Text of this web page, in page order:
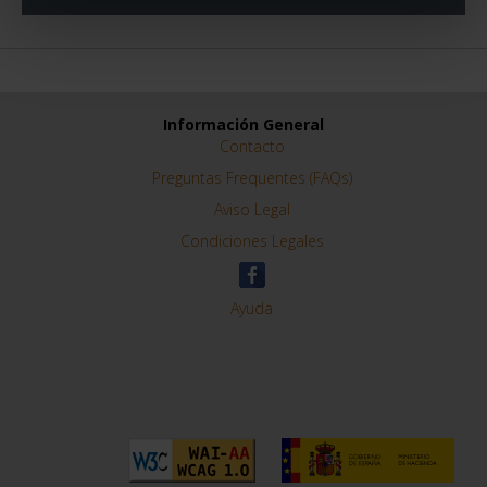
Información General
Contacto
Preguntas Frequentes (FAQs)
Aviso Legal
Condiciones Legales
Ayuda